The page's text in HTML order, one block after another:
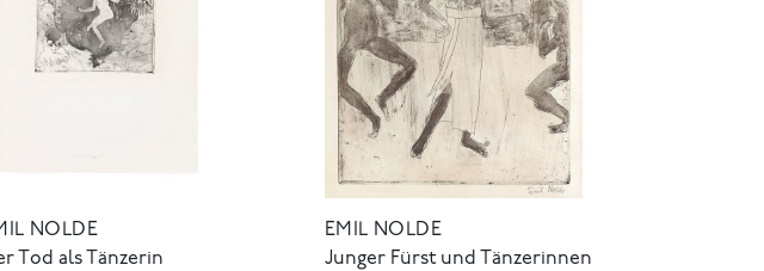
NOLDE
Tod als Tänzerin
EMIL NOLDE
Junger Fürst und Tänzerinnen